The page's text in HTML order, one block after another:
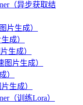
（异步获取结
片生成）
成）
生成）
图片生成）
）
生成）
（训练Lora）